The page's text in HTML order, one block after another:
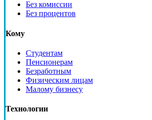
Без комиссии
Без процентов
Кому
Студентам
Пенсионерам
Безработным
Физическим лицам
Малому бизнесу
Технологии